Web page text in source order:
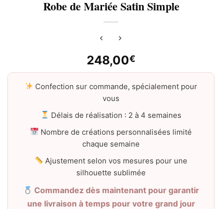
Robe de Mariée Satin Simple
248,00€
Confection sur commande, spécialement pour
vous
Délais de réalisation : 2 à 4 semaines
Nombre de créations personnalisées limité
chaque semaine
Ajustement selon vos mesures pour une
silhouette sublimée
Commandez dès maintenant pour garantir
une livraison à temps pour votre grand jour